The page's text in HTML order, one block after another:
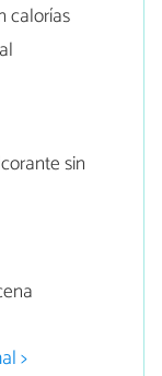
calorías
sin
>